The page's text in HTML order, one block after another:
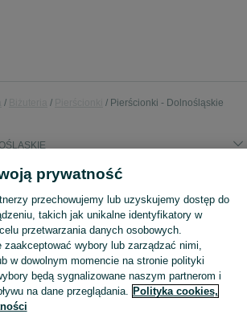
Pierścionki - Dolnośląskie
Szeroki wybór pierścionków Dolnośląskie ▶️ srebrne, złote, z kamieniami i zaręczynowe ✅ Nowe i używane w atrakcyjnych cenach ✌ Znajdź oferty na OLX.pl!
prywatność
przechowujemy lub uzyskujemy dostęp do
takich jak unikalne identyfikatory w
przetwarzania danych osobowych.
zaakceptować wybory lub zarządzać nimi,
w dowolnym momencie na stronie polityki
będą sygnalizowane naszym partnerom i
na dane przeglądania. Polityka cookies,